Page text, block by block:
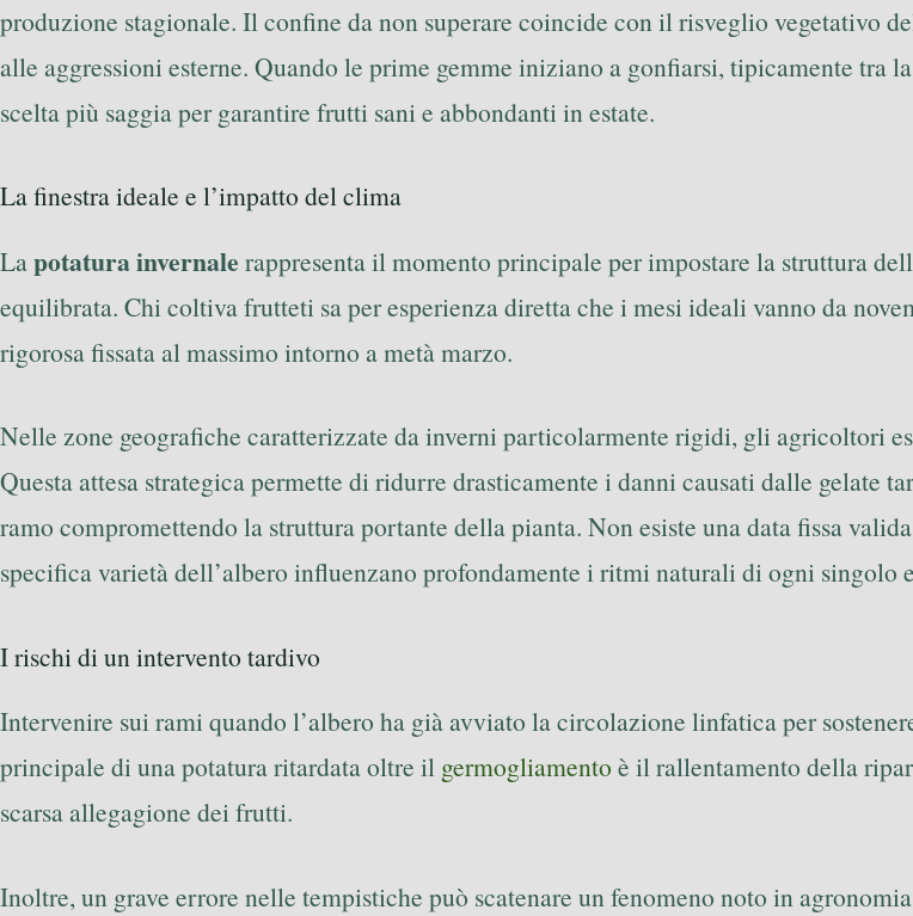
produzione stagionale. Il confine da non superare coincide con il risveglio vegetativo
alle aggressioni esterne. Quando le prime gemme iniziano a gonfiarsi, tipicamente
scelta più saggia per garantire frutti sani e abbondanti in estate.
La finestra ideale e l’impatto del clima
Lapotatura invernale rappresenta il momento principale per impostare la struttura
equilibrata. Chi coltiva frutteti sa per esperienza diretta che i mesi ideali vanno da
rigorosa fissata al massimo intorno a metà marzo.
Nelle zone geografiche caratterizzate da inverni particolarmente rigidi, gli agricoltori
Questa attesa strategica permette di ridurre drasticamente i danni causati dalle gelate
ramo compromettendo la struttura portante della pianta. Non esiste una data fissa
specifica varietà dell’albero influenzano profondamente i ritmi naturali di ogni singolo
I rischi di un intervento tardivo
Intervenire sui rami quando l’albero ha già avviato la circolazione linfatica per
principale di una potatura ritardata oltre il germogliamento è il rallentamento della
scarsa allegagione dei frutti.
Inoltre, un grave errore nelle tempistiche può scatenare un fenomeno noto in